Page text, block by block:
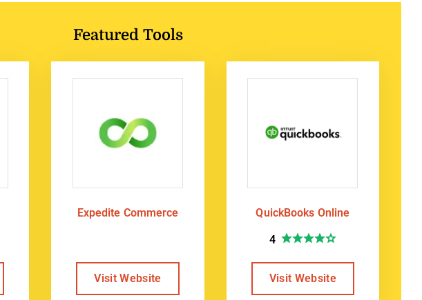
Featured Tools
Expedite Commerce
Visit Website
QuickBooks Online
4
Visit Website